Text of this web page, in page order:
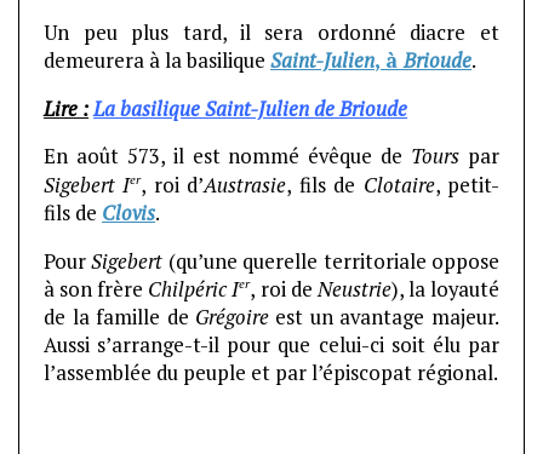
Un peu plus tard, il sera ordonné diacre et
demeurera à la basiliqueSaint-Julien, àBrioude.
Lire :La basilique Saint-Julien de Brioude
En août 573, il est nommé évêque de Tours par
Sigebert Ier, roi d’Austrasie, fils de Clotaire, petit-
fils de Clovis.
PourSigebert (qu’une querelle territoriale oppose
à son frère Chilpéric Ier, roi deNeustrie), la loyauté
de la famille de Grégoire est un avantage majeur.
Aussi s’arrange-t-il pour que celui-ci soit élu par
l’assemblée du peuple et par l’épiscopat régional.